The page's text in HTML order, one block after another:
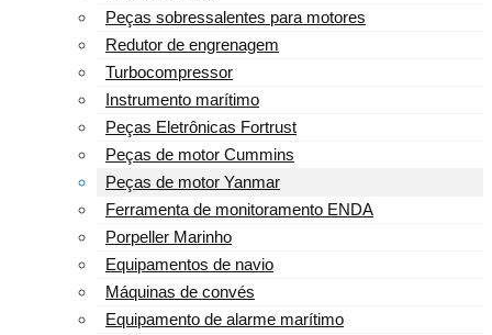
Peças sobressalentes para motores
Redutor de engrenagem
Turbocompressor
Instrumento marítimo
Peças Eletrônicas Fortrust
Peças de motor Cummins
Peças de motor Yanmar
Ferramenta de monitoramento ENDA
Porpeller Marinho
Equipamentos de navio
Máquinas de convés
Equipamento de alarme marítimo